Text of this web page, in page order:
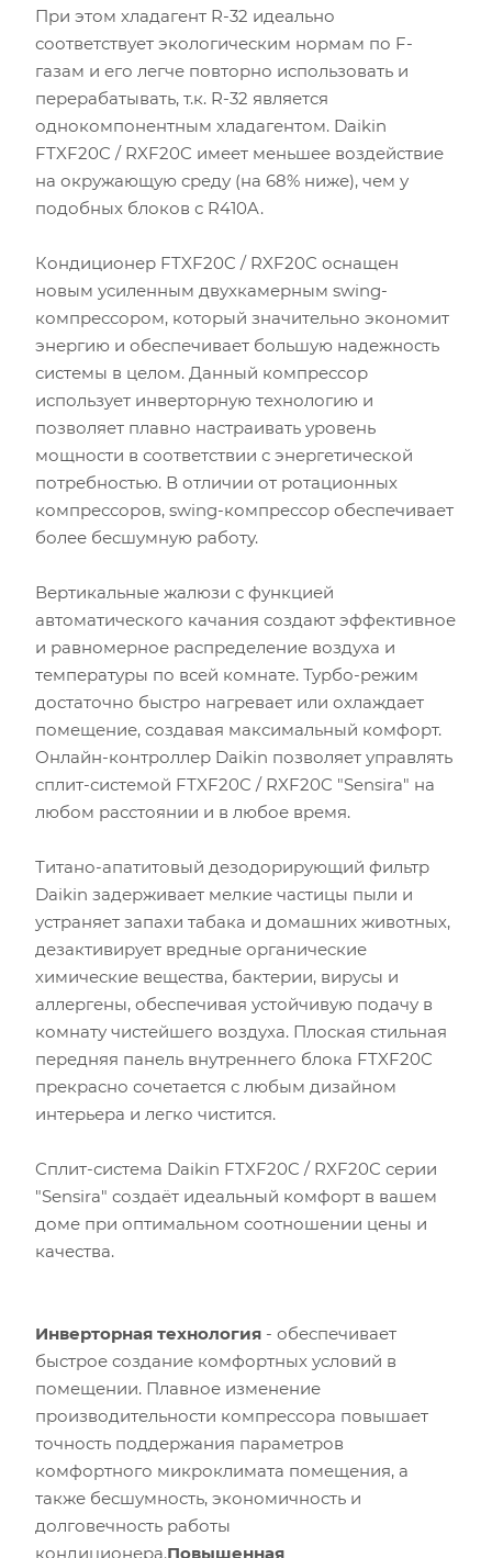
При этом хладагент R-32 идеально
соответствует экологическим нормам по F-
газам и его легче повторно использовать и
перерабатывать, т.к. R-32 является
однокомпонентным хладагентом. Daikin
FTXF20C / RXF20C имеет меньшее воздействие
на окружающую среду (на 68% ниже), чем у
подобных блоков с R410A.
Кондиционер FTXF20C / RXF20C оснащен
новым усиленным двухкамерным swing-
компрессором, который значительно экономит
энергию и обеспечивает большую надежность
системы в целом. Данный компрессор
использует инверторную технологию и
позволяет плавно настраивать уровень
мощности в соответствии с энергетической
потребностью. В отличии от ротационных
компрессоров, swing-компрессор обеспечивает
более бесшумную работу.
Вертикальные жалюзи с функцией
автоматического качания создают эффективное
и равномерное распределение воздуха и
температуры по всей комнате. Турбо-режим
достаточно быстро нагревает или охлаждает
помещение, создавая максимальный комфорт.
Онлайн-контроллер Daikin позволяет управлять
сплит-системой FTXF20C / RXF20C "Sensira" на
любом расстоянии и в любое время.
Титано-апатитовый дезодорирующий фильтр
Daikin задерживает мелкие частицы пыли и
устраняет запахи табака и домашних животных,
дезактивирует вредные органические
химические вещества, бактерии, вирусы и
аллергены, обеспечивая устойчивую подачу в
комнату чистейшего воздуха. Плоская стильная
передняя панель внутреннего блока FTXF20C
прекрасно сочетается с любым дизайном
интерьера и легко чистится.
Cплит-система Daikin FTXF20C / RXF20C серии
"Sensira" создаёт идеальный комфорт в вашем
доме при оптимальном соотношении цены и
качества.
Инверторная технология - обеспечивает
быстрое создание комфортных условий в
помещении. Плавное изменение
производительности компрессора повышает
точность поддержания параметров
комфортного микроклимата помещения, а
также бесшумность, экономичность и
долговечность работы
кондиционера.Повышенная
Площадь помещения (кв.м)
Инсоляция (степень освещенности солнцем)
Количество компьютеров
Количество телевизоров